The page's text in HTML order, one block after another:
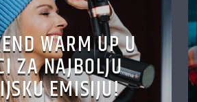
WARM UP U
ZA NAJBOLJU
EMISIJU!